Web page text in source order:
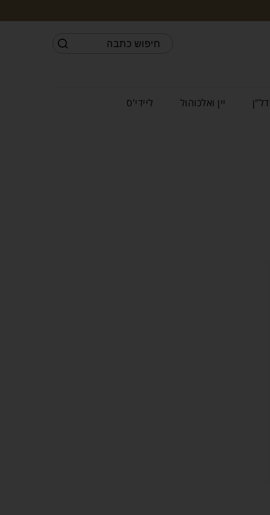
יין ואלכוהול ליידי'ס